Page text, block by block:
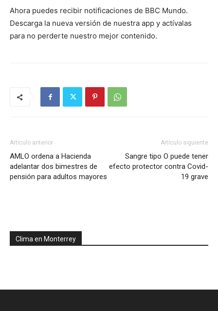
Ahora puedes recibir notificaciones de BBC Mundo.
Descarga la nueva versión de nuestra app y actívalas
para no perderte nuestro mejor contenido.
Artículo anterior
AMLO ordena a Hacienda
adelantar dos bimestres de
pensión para adultos mayores
Artículo siguiente
Sangre tipo O puede tener
efecto protector contra Covid-
19 grave
Clima en Monterrey